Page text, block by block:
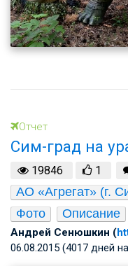
Отчет
Сим-град на
19846 1
АО «Агрегат» (г.
Фото
Описание
Андрей Сенюшкин (
06.08.2015 (4017 дней